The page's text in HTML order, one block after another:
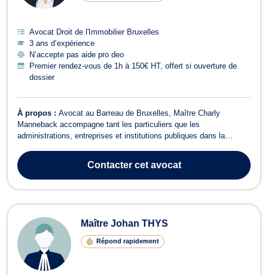
Avocat Droit de l'Immobilier Bruxelles
3 ans d’expérience
N’accepte pas aide pro deo
Premier rendez-vous de 1h à 150€ HT, offert si ouverture de
dossier
À propos : Avocat au Barreau de Bruxelles, Maître Charly
Manneback accompagne tant les particuliers que les
administrations, entreprises et institutions publiques dans la
intervient principalement en droit administratif et en droit public,
notamment en droit de l’urbanism...
Contactercet avocat
Maître Johan THYS
Répond rapidement